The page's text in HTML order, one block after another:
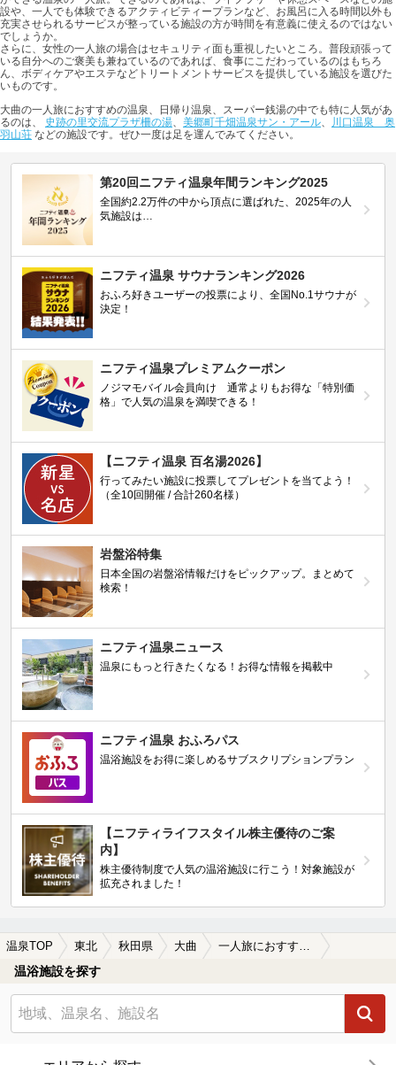
設や、一人でも体験できるアクティビティープランなど、お風呂に入る時間以外も
充実させられるサービスが整っている施設の方が時間を有意義に使えるのではない
でしょうか。
さらに、女性の一人旅の場合はセキュリティ面も重視したいところ。普段頑張って
いる自分へのご褒美も兼ねているのであれば、食事にこだわっているのはもちろ
ん、ボディケアやエステなどトリートメントサービスを提供している施設を選びた
いものです。
大曲の一人旅におすすめの温泉、日帰り温泉、スーパー銭湯の中でも特に人気があ
るのは、 史跡の里交流プラザ柵の湯、 美郷町千畑温泉サン・アール、
川口温泉 奥
羽山荘 などの施設です。ぜひ一度は足を運んでみてください。
第20回ニフティ温泉年間ランキング2025
全国約2.2万件の中から頂点に選ばれた、2025年の人
気施設は…
ニフティ温泉 サウナランキング2026
おふろ好きユーザーの投票により、全国No.1サウナが
決定！
ニフティ温泉プレミアムクーポン
ノジマモバイル会員向け 通常よりもお得な「特別価
格」で人気の温泉を満喫できる！
【ニフティ温泉 百名湯2026】
行ってみたい施設に投票してプレゼントを当てよう！
（全10回開催 / 合計260名様）
岩盤浴特集
日本全国の岩盤浴情報だけをピックアップ。まとめて
検索！
ニフティ温泉ニュース
温泉にもっと行きたくなる！お得な情報を掲載中
ニフティ温泉 おふろパス
温浴施設をお得に楽しめるサブスクリプションプラン
【ニフティライフスタイル株主優待のご案
内】
株主優待制度で人気の温浴施設に行こう！対象施設が
拡充されました！
温泉TOP 東北 秋田県 大曲 一人旅におすすめの大曲の温泉、日帰り温泉、スーパー銭湯おすすめ
温浴施設を探す